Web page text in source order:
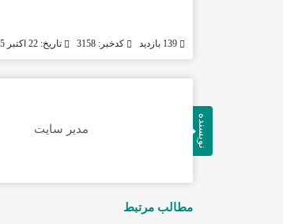
کدخبر: 3158 تاریخ: 22 اکتبر 2025
نویسنده مدیر سایت
مطالب مرتبط